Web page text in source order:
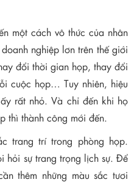
một cách vô thức của nhân
nghiệp lơn trên thế giới
đổi thời gian họp, thay đổi
cuộc họp… Tuy nhiên, hiệu
rất nhỏ. Và chỉ đến khi họ
thì thành công mới đến.
trang trí trong phòng họp.
hỏi sự trang trọng lịch sự. Để
thêm những màu sắc tươi